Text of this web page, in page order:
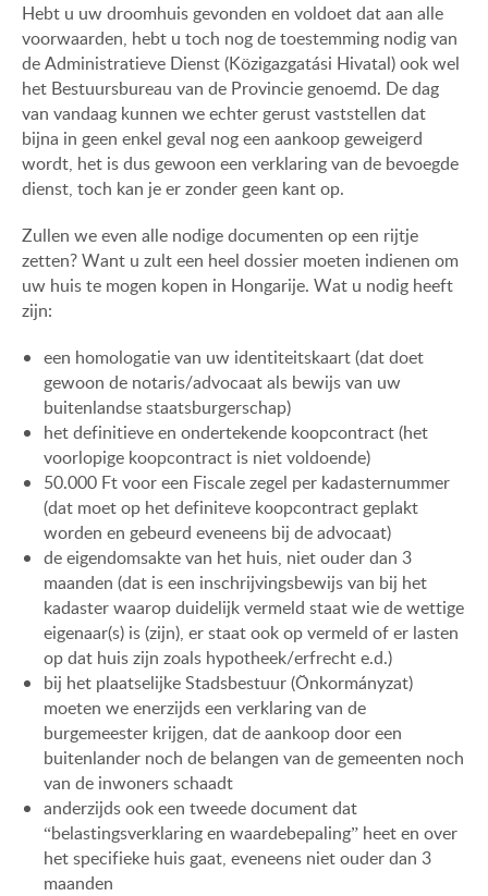
Hebt u uw droomhuis gevonden en voldoet dat aan alle
voorwaarden, hebt u toch nog de toestemming nodig van
de Administratieve Dienst (Közigazgatási Hivatal) ook wel
het Bestuursbureau van de Provincie genoemd. De dag
van vandaag kunnen we echter gerust vaststellen dat
bijna in geen enkel geval nog een aankoop geweigerd
wordt, het is dus gewoon een verklaring van de bevoegde
dienst, toch kan je er zonder geen kant op.
Zullen we even alle nodige documenten op een rijtje
zetten? Want u zult een heel dossier moeten indienen om
uw huis te mogen kopen in Hongarije. Wat u nodig heeft
zijn:
een homologatie van uw identiteitskaart (dat doet
gewoon de notaris/advocaat als bewijs van uw
buitenlandse staatsburgerschap)
het definitieve en ondertekende koopcontract (het
voorlopige koopcontract is niet voldoende)
50.000 Ft voor een Fiscale zegel per kadasternummer
(dat moet op het definiteve koopcontract geplakt
worden en gebeurd eveneens bij de advocaat)
de eigendomsakte van het huis, niet ouder dan 3
maanden (dat is een inschrijvingsbewijs van bij het
kadaster waarop duidelijk vermeld staat wie de wettige
eigenaar(s) is (zijn), er staat ook op vermeld of er lasten
op dat huis zijn zoals hypotheek/erfrecht e.d.)
bij het plaatselijke Stadsbestuur (Önkormányzat)
moeten we enerzijds een verklaring van de
burgemeester krijgen, dat de aankoop door een
buitenlander noch de belangen van de gemeenten noch
van de inwoners schaadt
anderzijds ook een tweede document dat
“belastingsverklaring en waardebepaling” heet en over
het specifieke huis gaat, eveneens niet ouder dan 3
maanden